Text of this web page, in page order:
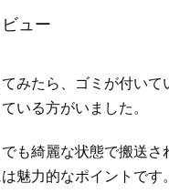
ュー
みたら、ゴミが付いて
いる方がいました。
も綺麗な状態で搬送さ
魅力的なポイントです。